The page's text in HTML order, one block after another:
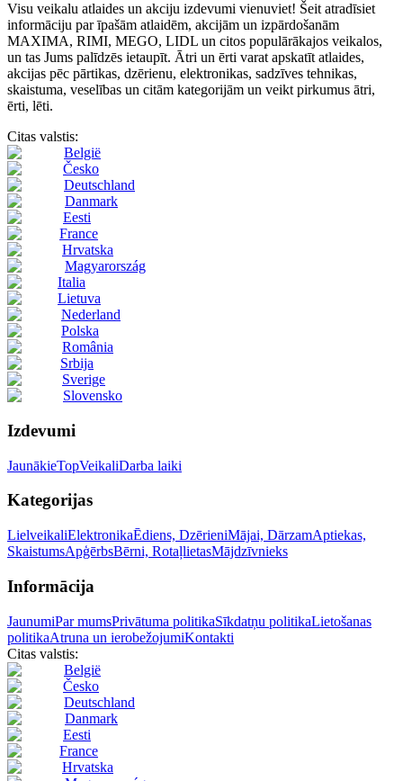
Visu veikalu atlaides un akciju izdevumi vienuviet! Šeit atradīsiet
informāciju par īpašām atlaidēm, akcijām un izpārdošanām
MAXIMA, RIMI, MEGO, LIDL un citos populārākajos veikalos,
un tas Jums palīdzēs ietaupīt. Ātri un ērti varat apskatīt atlaides,
akcijas pēc pārtikas, dzērienu, elektronikas, sadzīves tehnikas,
skaistuma, veselības un citām kategorijām un veikt pirkumus ātri,
ērti, lēti.
Citas valstis:
België
Česko
Deutschland
Danmark
Eesti
France
Hrvatska
Magyarország
Italia
Lietuva
Nederland
Polska
România
Srbija
Sverige
Slovensko
Izdevumi
JaunākieTopVeikaliDarba laiki
Kategorijas
LielveikaliElektronikaĒdiens, DzērieniMājai, DārzamAptiekas,
SkaistumsApģērbsBērni, RotaļlietasMājdzīvnieks
Informācija
JaunumiPar mumsPrivātuma politikaSīkdatņu politikaLietošanas
politikaAtruna un ierobežojumiKontakti
Citas valstis:
België
Česko
Deutschland
Danmark
Eesti
France
Hrvatska